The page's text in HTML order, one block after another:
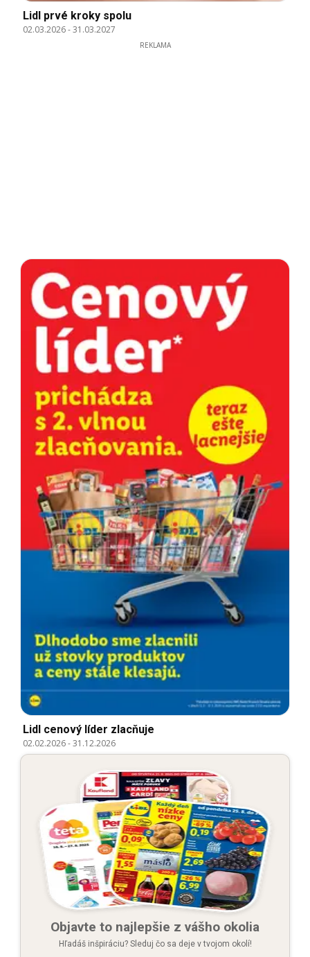
Lidl prvé kroky spolu
02.03.2026-31.03.2027
REKLAMA
Lidl cenový líder zlacňuje
02.02.2026-31.12.2026
Objavte to najlepšie z vášho okolia
Hľadáš inšpiráciu? Sleduj čo sa deje v tvojom okolí!